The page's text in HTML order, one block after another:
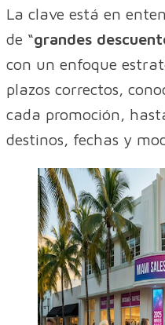
La clave está en
de “grandes
con un enfoque
plazos correctos,
cada promoción,
destinos, fechas y